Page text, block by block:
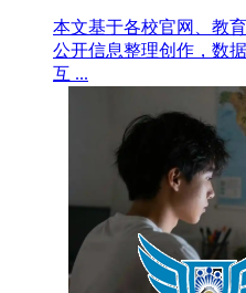
本文基于各校官网、教
公开信息整理创作，数
互 ...